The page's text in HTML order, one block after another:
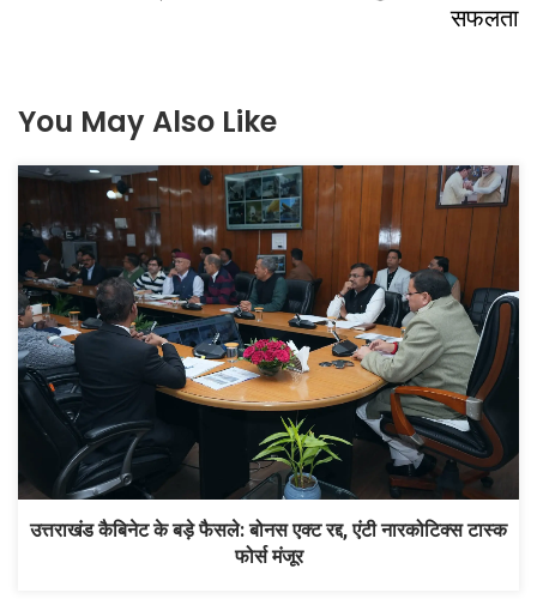
सफलता
You May Also Like
उत्तराखंड कैबिनेट के बड़े फैसले: बोनस एक्ट रद्द, एंटी नारकोटिक्स टास्क
फोर्स मंजूर